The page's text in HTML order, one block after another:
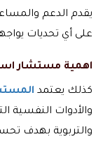
يقدم الدعم
على أي تحديات
اهمية مستشار
كذلك يعتمد
والأدوات النفسية
والتربوية بهدف